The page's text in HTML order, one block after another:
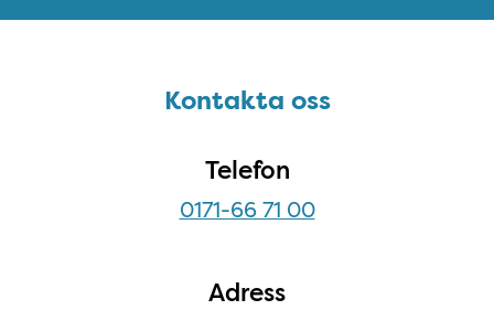
Kontakta ossKontakta oss
Telefon
0171-66 71 00
Adress